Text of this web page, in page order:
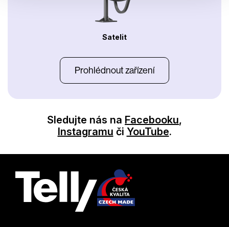
Satelit
Prohlédnout zařízení
Sledujte nás na Facebooku,
Instagramu či YouTube.